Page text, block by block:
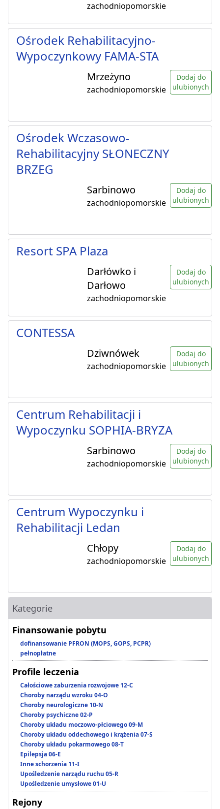
zachodniopomorskie
Ośrodek Rehabilitacyjno-
Wypoczynkowy FAMA-STA
Mrzeżyno
zachodniopomorskie
Dodaj do
ulubionych
Ośrodek Wczasowo-
Rehabilitacyjny SŁONECZNY
BRZEG
Sarbinowo
zachodniopomorskie
Dodaj do
ulubionych
Resort SPA Plaza
Darłówko i
Darłowo
zachodniopomorskie
Dodaj do
ulubionych
CONTESSA
Dziwnówek
zachodniopomorskie
Dodaj do
ulubionych
Centrum Rehabilitacji i
Wypoczynku SOPHIA-BRYZA
Sarbinowo
zachodniopomorskie
Dodaj do
ulubionych
Centrum Wypoczynku i
Rehabilitacji Ledan
Chłopy
zachodniopomorskie
Dodaj do
ulubionych
Kategorie
Finansowanie pobytu
dofinansowanie PFRON (MOPS, GOPS, PCPR)
pełnopłatne
Profile leczenia
Całościowe zaburzenia rozwojowe 12-C
Choroby narządu wzroku 04-O
Choroby neurologiczne 10-N
Choroby psychiczne 02-P
Choroby układu moczowo-płciowego 09-M
Choroby układu oddechowego i krążenia 07-S
Choroby układu pokarmowego 08-T
Epilepsja 06-E
Inne schorzenia 11-I
Upośledzenie narządu ruchu 05-R
Upośledzenie umysłowe 01-U
Rejony